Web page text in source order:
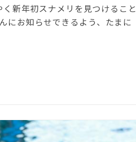
新年初スナメリを見つけること
にお知らせできるよう、たまに